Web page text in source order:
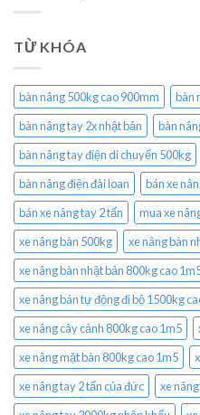
TỪ KHÓA
bàn nâng 500kg cao 900mm bàn
bàn nâng tay 2x nhật bản
bàn
bàn nâng tay điện di chuyển 500kg
bàn nâng điện đài loan
bán xe
bán xe nâng tay 2 tấn
mua xe
xe nâng bàn 500kg
xe nâng bàn
xe nâng bàn nhật bản 800kg cao
xe nâng bán tự động đi bộ 1500kg
xe nâng cây cảnh 800kg cao 1m5
xe nâng mặt bàn 800kg cao 1m5
xe nâng tay 2 tấn của đức
xe